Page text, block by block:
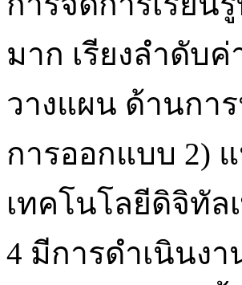
มาก เรียงลำดับ
วางแผน ด้านกา
การออกแบบ 2)
เทคโนโลยีดิจิทัล
4 มีการดำเนินง